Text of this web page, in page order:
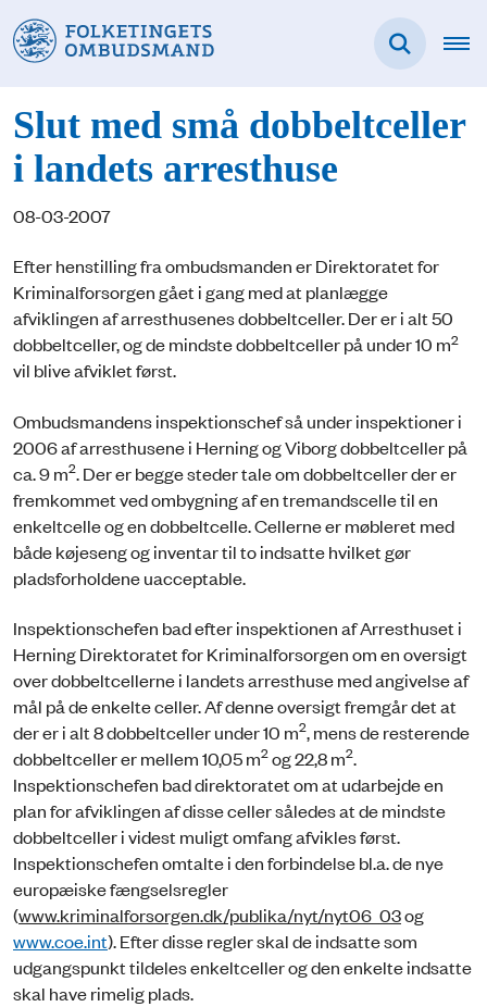
Slut med små dobbeltceller
i landets arresthuse
08-03-2007
Efter henstilling fra ombudsmanden er Direktoratet for
Kriminalforsorgen gået i gang med at planlægge
afviklingen af arresthusenes dobbeltceller. Der er i alt 50
dobbeltceller, og de mindste dobbeltceller på under 10 m2
vil blive afviklet først.
Ombudsmandens inspektionschef så under inspektioner i
2006 af arresthusene i Herning og Viborg dobbeltceller på
ca. 9 m2. Der er begge steder tale om dobbeltceller der er
fremkommet ved ombygning af en tremandscelle til en
enkeltcelle og en dobbeltcelle. Cellerne er møbleret med
både køjeseng og inventar til to indsatte hvilket gør
pladsforholdene uacceptable.
Inspektionschefen bad efter inspektionen af Arresthuset i
Herning Direktoratet for Kriminalforsorgen om en oversigt
over dobbeltcellerne i landets arresthuse med angivelse af
mål på de enkelte celler. Af denne oversigt fremgår det at
der er i alt 8 dobbeltceller under 10 m2, mens de resterende
dobbeltceller er mellem 10,05 m2og 22,8 m2.
Inspektionschefen bad direktoratet om at udarbejde en
plan for afviklingen af disse celler således at de mindste
dobbeltceller i videst muligt omfang afvikles først.
Inspektionschefen omtalte i den forbindelse bl.a. de nye
europæiske fængselsregler
(www.kriminalforsorgen.dk/publika/nyt/nyt06_03og
www.coe.int). Efter disse regler skal de indsatte som
udgangspunkt tildeles enkeltceller og den enkelte indsatte
skal have rimelig plads.